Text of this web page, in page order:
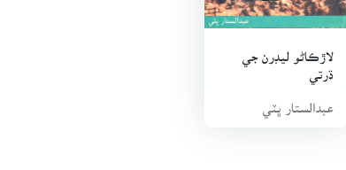
لاڙڪاڻو ليڊرن جي
ڌرتي
عبدالستار ڀٽي